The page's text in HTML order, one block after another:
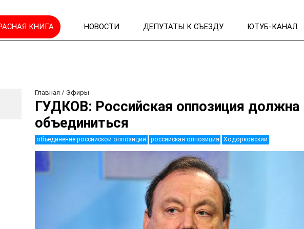
КНИГА НОВОСТИ ДЕПУТАТЫ К СЪЕЗДУ ЮТУБ-КАНАЛ
Главная /Эфиры
ГУДКОВ: Российская оппозиция должна
объединиться
объединение российской оппозиции российская оппозиция Ходорковский